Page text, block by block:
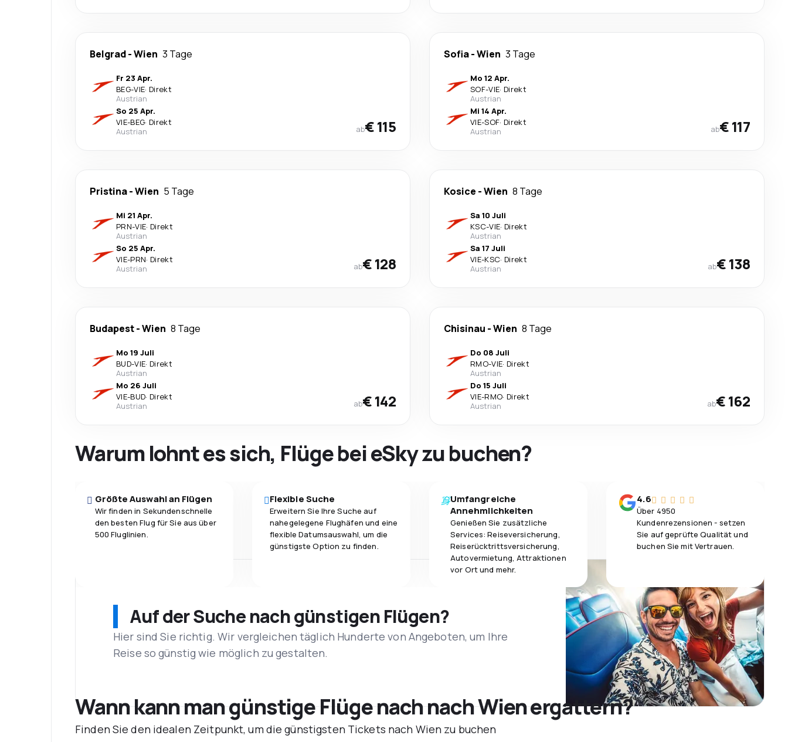
Belgrad-Wien 3 Tage
Fr 23 Apr.
BEG-VIE· Direkt
Austrian
So 25 Apr.
VIE-BEG· Direkt
Austrian
ab€ 115
Sofia-Wien 3 Tage
Mo 12 Apr.
SOF-VIE· Direkt
Austrian
Mi 14 Apr.
VIE-SOF· Direkt
Austrian
ab€ 117
Pristina-Wien 5 Tage
Mi 21 Apr.
PRN-VIE· Direkt
Austrian
So 25 Apr.
VIE-PRN· Direkt
Austrian
ab€ 128
Kosice -Wien 8 Tage
Sa 10 Juli
KSC-VIE· Direkt
Austrian
Sa 17 Juli
VIE-KSC· Direkt
Austrian
ab€ 138
Budapest-Wien 8 Tage
Mo 19 Juli
BUD-VIE· Direkt
Austrian
Mo 26 Juli
VIE-BUD· Direkt
Austrian
ab€ 142
Chisinau -Wien 8 Tage
Do 08 Juli
RMO-VIE· Direkt
Austrian
Do 15 Juli
VIE-RMO· Direkt
Austrian
ab€ 162
Warum lohnt es sich, Flüge bei eSky zu buchen?
Größte Auswahl an Flügen
Wir finden in Sekundenschnelle
den besten Flug für Sie aus über
500 Fluglinien.
Flexible Suche
Erweitern Sie Ihre Suche auf
nahegelegene Flughäfen und eine
flexible Datumsauswahl, um die
günstigste Option zu finden.
Umfangreiche
Annehmlichkeiten
Genießen Sie zusätzliche
Services: Reiseversicherung,
Reiserücktrittsversicherung,
Autovermietung, Attraktionen
vor Ort und mehr.
4.6
Über 4950
Kundenrezensionen - setzen
Sie auf geprüfte Qualität und
buchen Sie mit Vertrauen.
Auf der Suche nach günstigen Flügen?
Hier sind Sie richtig. Wir vergleichen täglich Hunderte von Angeboten, um Ihre
Reise so günstig wie möglich zu gestalten.
Wann kann man günstige Flüge nach nach Wien ergattern?
Finden Sie den idealen Zeitpunkt, um die günstigsten Tickets nach Wien zu buchen